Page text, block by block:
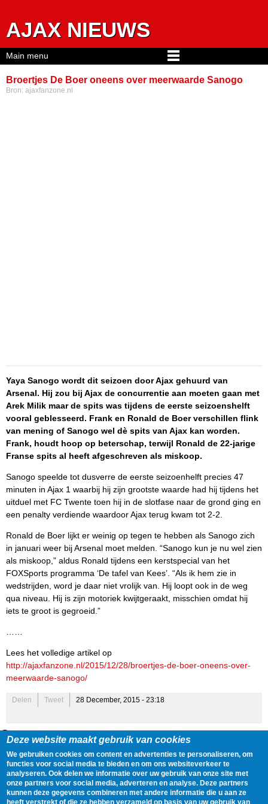
AJAX NIEUWS
Broertjes De Boer oneens over meerwaarde Sanogo
Bron: ajaxfanzone.nl
Yaya Sanogo wordt dit seizoen door Ajax gehuurd van
Arsenal. Hij zou bij Ajax de concurrentie aan moeten gaan met
Arek Milik maar de spits was tijdens de eerste seizoenshelft
vooral geblesseerd. Frank en Ronald de Boer verschillen flink
van mening of Sanogo wel dè spits van Ajax kan worden.
Frank, houdt hoop op beterschap, terwijl Ronald de 22-jarige
Franse spits al heeft afgeschreven als miskoop.
Sanogo speelde tot dusverre de eerste seizoenhelft precies 47
minuten in Ajax 1 waarbij hij zijn grootste waarde had hij tijdens het
uitduel met FC Twente toen hij in de slotfase naar de grond ging en
een penalty verdiende waardoor Ajax terug kwam tot 2-2.
Ronald de Boer lijkt er weinig op tegen te hebben als Sanogo zich
in januari weer bij Arsenal moet melden. “Sanogo kun je nu wel zien
als miskoop,” aldus Ronald tijdens een kerstspecial van het
FOXSports programma ‘De tafel van Kees’. “Als ik hem zie in
wedstrijden, word je daar niet vrolijk van. Hij loopt ook in de weg
qua niveau. Hij is zijn motoriek kwijtgeraakt, misschien omdat hij
iets te groot is gegroeid.”
Lees het volledige artikel op
http://ajaxfanzone.nl/2015/12/28/broertjes-de-boer-oneens-over-
meerwaarde-sanogo/
Delen Tweet 28 December, 2015 - 23:18
Gegevens
Spelers: Frank de Boer Kasper Dolberg , Patrick Kluivert ,
Witschge ,Ronald de Boer ,Arkadiusz Milik,Yaya Sanogo
Onderwerpen:Huur,Penalty,Spits,Training,Trainingskamp,
Blessure,Transfers
Tags:Nieuws
Main menu
Deze website maakt gebruik van cookies
We gebruiken cookies om content en advertenties te personaliseren, om
functies voor social media te bieden en om ons websiteverkeer te
analyseren. Ook delen we informatie over uw gebruik van onze site met
onze partners voor social media, adverteren en analyse. Deze partners
kunnen deze gegevens combineren met andere informatie die u aan ze
heeft verstrekt of die ze hebben verzameld op basis van uw gebruik van